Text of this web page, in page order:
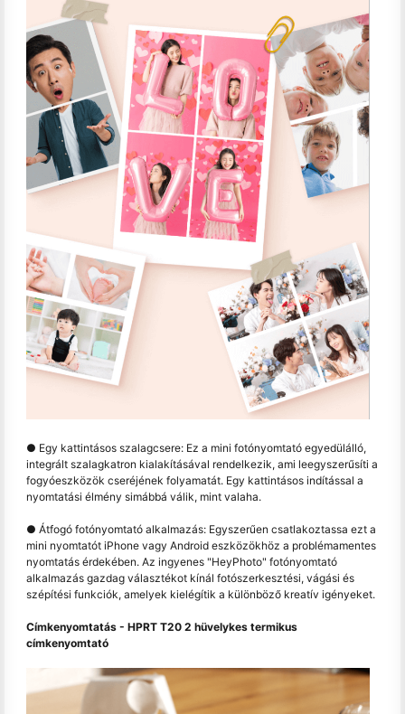
● Egy kattintásos szalagcsere: Ez a mini fotónyomtató egyedülálló,
integrált szalagkatron kialakításával rendelkezik, ami leegyszerűsíti a
fogyóeszközök cseréjének folyamatát. Egy kattintásos indítással a
nyomtatási élmény simábbá válik, mint valaha.
● Átfogó fotónyomtató alkalmazás: Egyszerűen csatlakoztassa ezt a
mini nyomtatót iPhone vagy Android eszközökhöz a problémamentes
nyomtatás érdekében. Az ingyenes "HeyPhoto" fotónyomtató
alkalmazás gazdag választékot kínál fotószerkesztési, vágási és
szépítési funkciók, amelyek kielégítik a különböző kreatív igényeket.
Címkenyomtatás - HPRT T20 2 hüvelykes termikus
címkenyomtató